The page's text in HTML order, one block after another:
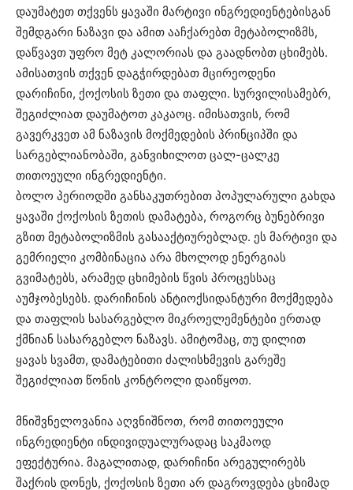
დაუმატეთ თქვენს ყავაში მარტივი ინგრედიენტებისგან
შემდგარი ნაზავი და ამით ააჩქარებთ მეტაბოლიზმს,
დაწვავთ უფრო მეტ კალორიას და გაადნობთ ცხიმებს.
ამისათვის თქვენ დაგჭირდებათ მცირეოდენი
დარიჩინი, ქოქოსის ზეთი და თაფლი. სურვილისამებრ,
შეგიძლიათ დაუმატოთ კაკაოც. იმისათვის, რომ
გავერკვეთ ამ ნაზავის მოქმედების პრინციპში და
სარგებლიანობაში, განვიხილოთ ცალ-ცალკე
თითოეული ინგრედიენტი.
ბოლო პერიოდში განსაკუთრებით პოპულარული გახდა
ყავაში ქოქოსის ზეთის დამატება, როგორც ბუნებრივი
გზით მეტაბოლიზმის გასააქტიურებლად. ეს მარტივი და
გემრიელი კომბინაცია არა მხოლოდ ენერგიას
გვიმატებს, არამედ ცხიმების წვის პროცესსაც
აუმჯობესებს. დარიჩინის ანტიოქსიდანტური მოქმედება
და თაფლის სასარგებლო მიკროელემენტები ერთად
ქმნიან სასარგებლო ნაზავს. ამიტომაც, თუ დილით
ყავას სვამთ, დამატებითი ძალისხმევის გარეშე
შეგიძლიათ წონის კონტროლი დაიწყოთ.
მნიშვნელოვანია აღვნიშნოთ, რომ თითოეული
ინგრედიენტი ინდივიდუალურადაც საკმაოდ
ეფექტურია. მაგალითად, დარიჩინი არეგულირებს
შაქრის დონეს, ქოქოსის ზეთი არ დაგროვდება ცხიმად